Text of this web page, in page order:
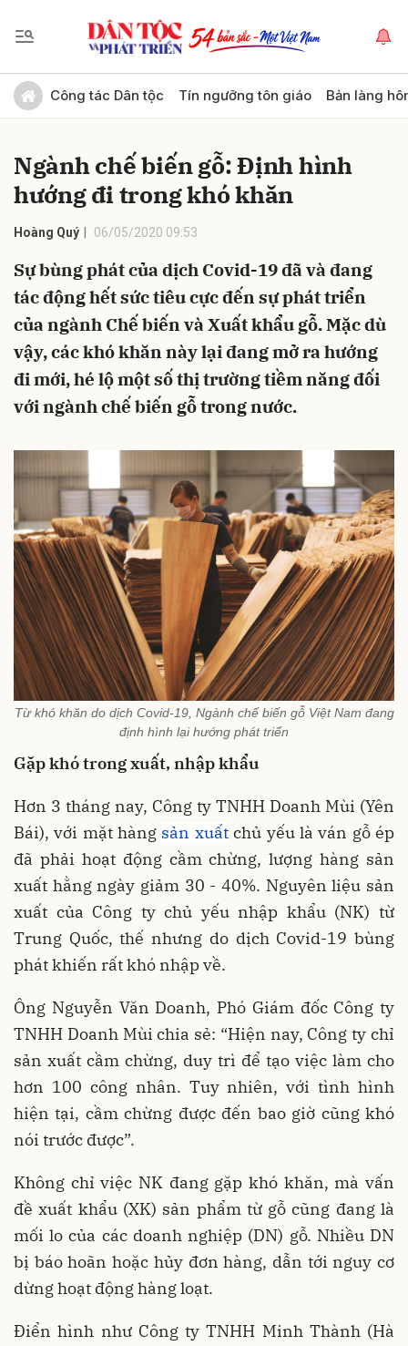
Công tác Dân tộc Tín ngưỡng tôn giáo Bản làng
Ngành chế biến gỗ: Định hình
hướng đi trong khó khăn
Hoàng Quý 06/05/2020 09:53
Sự bùng phát của dịch Covid-19 đã và đang
tác động hết sức tiêu cực đến sự phát triển
của ngành Chế biến và Xuất khẩu gỗ. Mặc dù
vậy, các khó khăn này lại đang mở ra hướng
đi mới, hé lộ một số thị trường tiềm năng đối
với ngành chế biến gỗ trong nước.
Từ khó khăn do dịch Covid-19, Ngành chế biến gỗ Việt Nam đang
định hình lại hướng phát triển
Gặp khó trong xuất, nhập khẩu
Hơn 3 tháng nay, Công ty TNHH Doanh Mùi (Yên
Bái), với mặt hàng sản xuấtchủ yếu là ván gỗ ép
đã phải hoạt động cầm chừng, lượng hàng sản
xuất hằng ngày giảm 30 - 40%. Nguyên liệu sản
xuất của Công ty chủ yếu nhập khẩu (NK) từ
Trung Quốc, thế nhưng do dịch Covid-19 bùng
phát khiến rất khó nhập về.
Ông Nguyễn Văn Doanh, Phó Giám đốc Công ty
TNHH Doanh Mùi chia sẻ: “Hiện nay, Công ty chỉ
sản xuất cầm chừng, duy trì để tạo việc làm cho
hơn 100 công nhân. Tuy nhiên, với tình hình
hiện tại, cầm chừng được đến bao giờ cũng khó
nói trước được”.
Không chỉ việc NK đang gặp khó khăn, mà vấn
đề xuất khẩu (XK) sản phẩm từ gỗ cũng đang là
mối lo của các doanh nghiệp (DN) gỗ. Nhiều DN
bị báo hoãn hoặc hủy đơn hàng, dẫn tới nguy cơ
dừng hoạt động hàng loạt.
Điển hình như Công ty TNHH Minh Thành (Hà
Gửi bình luận
Hủy Gửi